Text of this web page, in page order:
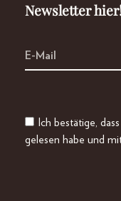
Newsletter
Ich bestätige,
gelesen habe und